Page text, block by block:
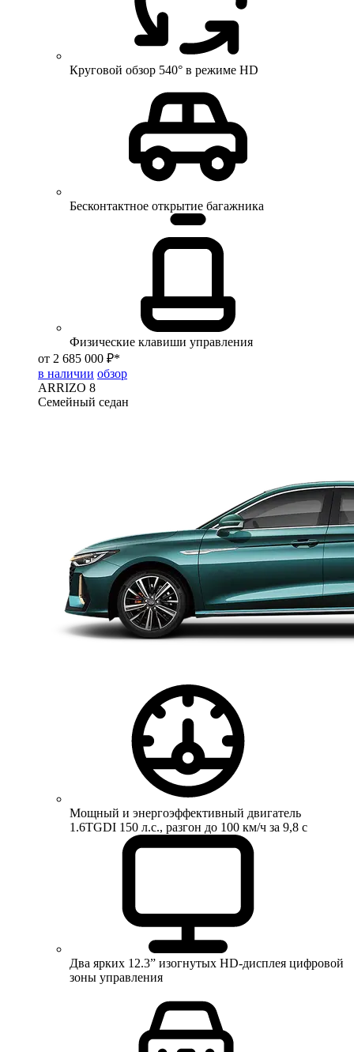
Круговой обзор 540° в режиме HD
Бесконтактное открытие багажника
Физические клавиши управления
от 2 685 000 ₽*
в наличии обзор
ARRIZO 8
Семейный седан
Мощный и энергоэффективный двигатель
1.6TGDI 150 л.с., разгон до 100 км/ч за 9,8 с
Два ярких 12.3” изогнутых HD-дисплея цифровой
зоны управления